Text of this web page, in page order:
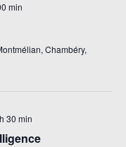
min
Chambéry,
30 min